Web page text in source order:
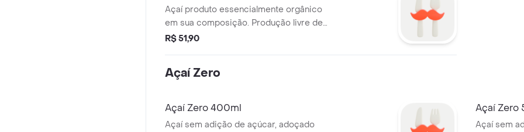
Açaí produto essencialmente orgânico
em sua composição. Produção livre de
agrotóxicos e fertilizantes.
R$ 51,90
Açaí Zero
Açaí Zero 400ml
Açaí sem adição de açúcar, adoçado
Açaí Zero
Açaí sem